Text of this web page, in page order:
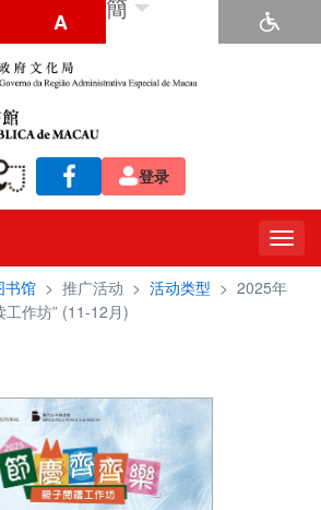
A 簡
登录
书馆 > 推广活动 > 活动类型 > 2025年
作坊” (11-12月)